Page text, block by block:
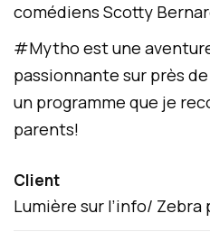
comédiens Scotty
#Mytho est une
passionnante sur près
un programme que je
parents!
Client
Lumière sur l’info/